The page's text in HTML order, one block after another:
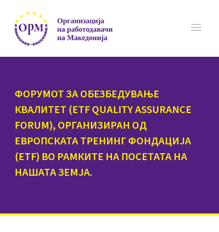
ФОРУМОТ ЗА ОБЕЗБЕДУВАЊЕ
КВАЛИТЕТ (ETF QUALITY ASSURANCE
FORUM), ОРГАНИЗИРАН ОД
ЕВРОПСКАТА ТРЕНИНГ ФОНДАЦИЈА
(ETF) ВО РАМКИТЕ НА ПОСЕТАТА НА
НАШАТА ЗЕМЈА.